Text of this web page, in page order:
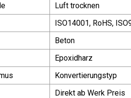
Luft trocknen
ISO14001, RoHS,
Beton
Epoxidharz
Konvertierungstyp
Direkt ab Werk Preis